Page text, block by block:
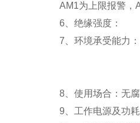
AM1为上限报警，
6 、绝缘强度：
7 、环境承受能
8 、使用场合：无
9 、工作电源及功